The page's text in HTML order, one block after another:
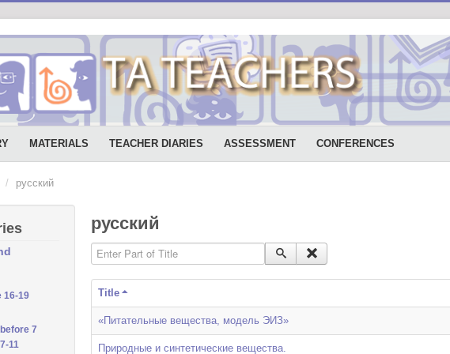
MATERIALS TEACHER DIARIES ASSESSMENT CONFERENCES
/ русский
16-19
7
11
русский
Enter Part of Title
Title
«Питательные вещества, модель ЭИЗ»
Природные и синтетические вещества.